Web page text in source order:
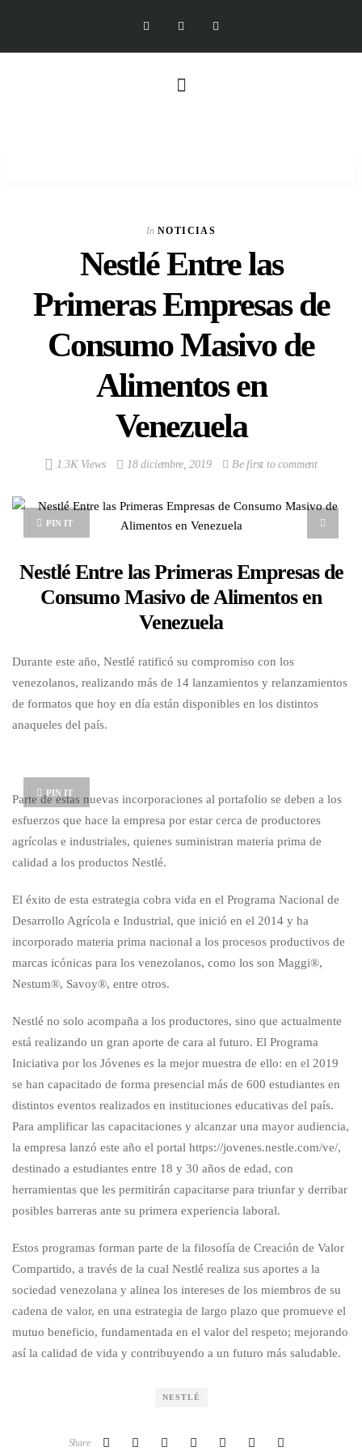
In NOTICIAS
Nestlé Entre las
Primeras Empresas de
Consumo Masivo de
Alimentos en
Venezuela
1.3K Views 18 diciembre, 2019 Be first to comment
PIN IT
Nestlé Entre las Primeras Empresas de
Consumo Masivo de Alimentos en
Venezuela
Durante este año, Nestlé ratificó su compromiso con los
venezolanos, realizando más de 14 lanzamientos y relanzamientos
de formatos que hoy en día están disponibles en los distintos
anaqueles del país.
PIN IT
Parte de estas nuevas incorporaciones al portafolio se deben a los
esfuerzos que hace la empresa por estar cerca de productores
agrícolas e industriales, quienes suministran materia prima de
calidad a los productos Nestlé.
El éxito de esta estrategia cobra vida en el Programa Nacional de
Desarrollo Agrícola e Industrial, que inició en el 2014 y ha
incorporado materia prima nacional a los procesos productivos de
marcas icónicas para los venezolanos, como los son Maggi®,
Nestum®, Savoy®, entre otros.
Nestlé no solo acompaña a los productores, sino que actualmente
está realizando un gran aporte de cara al futuro. El Programa
Iniciativa por los Jóvenes es la mejor muestra de ello: en el 2019
se han capacitado de forma presencial más de 600 estudiantes en
distintos eventos realizados en instituciones educativas del país.
Para amplificar las capacitaciones y alcanzar una mayor audiencia,
la empresa lanzó este año el portal https://jovenes.nestle.com/ve/,
destinado a estudiantes entre 18 y 30 años de edad, con
herramientas que les permitirán capacitarse para triunfar y derribar
posibles barreras ante su primera experiencia laboral.
Estos programas forman parte de la filosofía de Creación de Valor
Compartido, a través de la cual Nestlé realiza sus aportes a la
sociedad venezolana y alinea los intereses de los miembros de su
cadena de valor, en una estrategia de largo plazo que promueve el
mutuo beneficio, fundamentada en el valor del respeto; mejorando
así la calidad de vida y contribuyendo a un futuro más saludable.
NESTLÉ
Share